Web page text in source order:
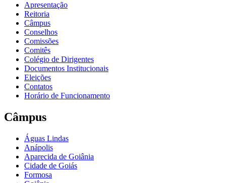
Apresentação
Reitoria
Câmpus
Conselhos
Comissões
Comitês
Colégio de Dirigentes
Documentos Institucionais
Eleições
Contatos
Horário de Funcionamento
Câmpus
Águas Lindas
Anápolis
Aparecida de Goiânia
Cidade de Goiás
Formosa